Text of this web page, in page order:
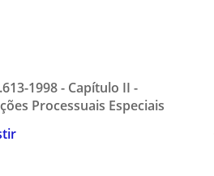
1998 - Capítulo II -
Processuais Especiais